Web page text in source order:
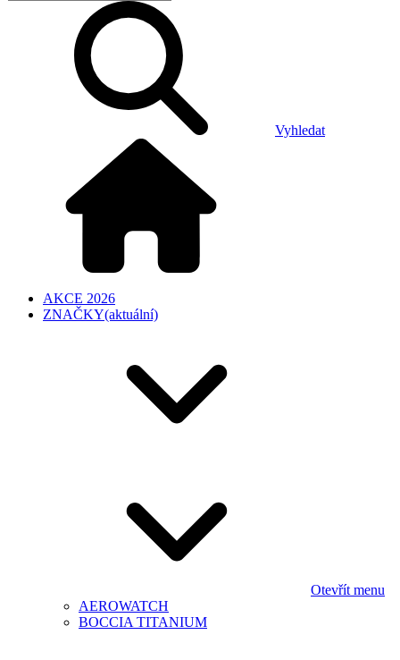
Vyhledat
AKCE 2026
ZNAČKY(aktuální)
Otevřít menu
AEROWATCH
BOCCIA TITANIUM